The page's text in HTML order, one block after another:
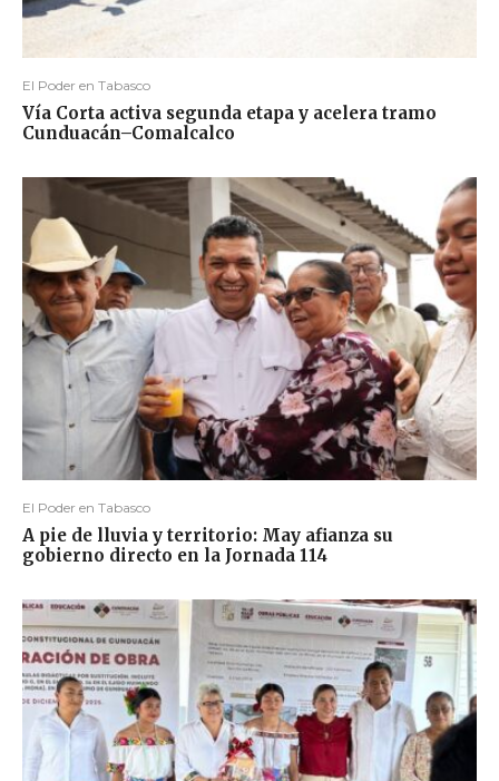
El Poder en Tabasco
Vía Corta activa segunda etapa y acelera tramo
Cunduacán–Comalcalco
El Poder en Tabasco
A pie de lluvia y territorio: May afianza su
gobierno directo en la Jornada 114